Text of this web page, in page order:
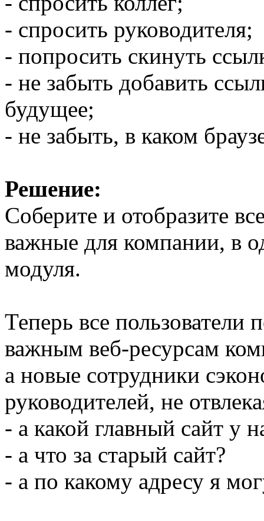
- спросить руководителя;
- попросить скинуть
- не забыть добавить
будущее;
- не забыть, в каком
Решение:
Соберите и отобразите
важные для компании, в
модуля.
Теперь все пользователи
важным веб-ресурсам
а новые сотрудники
руководителей, не
- а какой главный сайт у
- а что за старый сайт?
- а по какому адресу я